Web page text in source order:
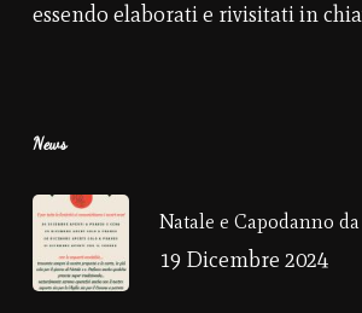
essendo elaborati e rivisitati in
News
Natale e Capodanno da
19 Dicembre 2024